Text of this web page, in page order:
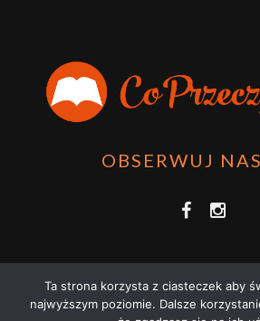
OBSERWUJ
Ta strona korzysta z ciasteczek aby
najwyższym poziomie. Dalsze